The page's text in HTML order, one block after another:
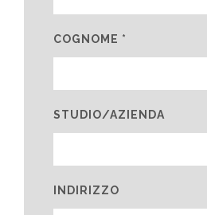
COGNOME *
STUDIO/AZIENDA
INDIRIZZO